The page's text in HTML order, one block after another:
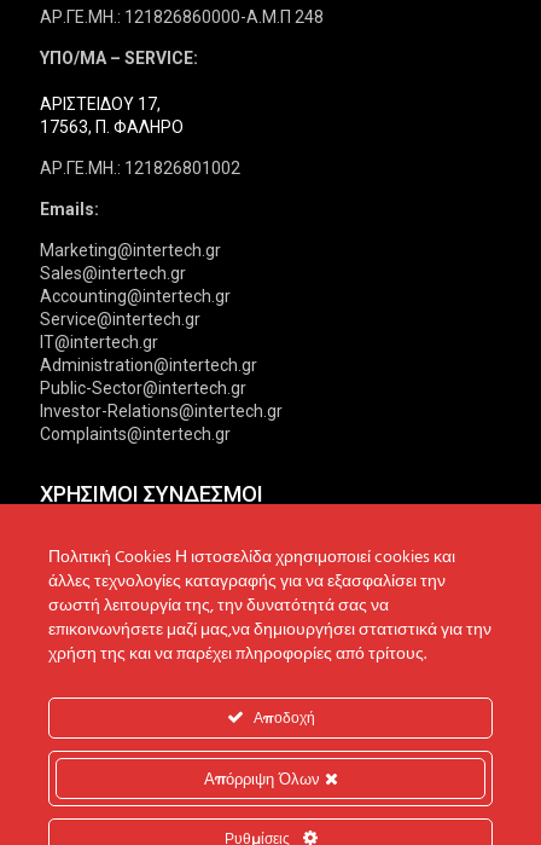
ΑΡ.ΓΕ.ΜΗ.: 121826860000-Α.Μ.Π 248
ΥΠΟ/ΜΑ – SERVICE:
ΑΡΙΣΤΕΙΔΟΥ 17,
17563, Π. ΦΑΛΗΡΟ
ΑΡ.ΓΕ.ΜΗ.: 121826801002
Emails:
Marketing@intertech.gr
Sales@intertech.gr
Accounting@intertech.gr
Service@intertech.gr
IT@intertech.gr
Administration@intertech.gr
Public-Sector@intertech.gr
Investor-Relations@intertech.gr
Complaints@intertech.gr
ΧΡΗΣΙΜΟΙ ΣΥΝΔΕΣΜΟΙ
Δίκτυο συνεργατών
Τεχνική υποστήριξη
Πολιτική Απορρήτου
Πολιτική Cookies
Πολιτική Προστασίας
Δεδομένων
Επικοινωνία
© 2022 Intertech S.A. All Rights reserved.
Πολιτική Cookies Η ιστοσελίδα χρησιμοποιεί cookies και
άλλες τεχνολογίες καταγραφής για να εξασφαλίσει την
σωστή λειτουργία της, την δυνατότητά σας να
επικοινωνήσετε μαζί μας,να δημιουργήσει στατιστικά για την
χρήση της και να παρέχει πληροφορίες από τρίτους.
Αποδοχή
Απόρριψη Όλων
Ρυθμίσεις